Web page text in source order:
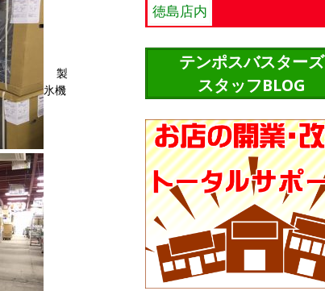
製
氷機
徳島店内
テンポスバスターズ
スタッフBLOG